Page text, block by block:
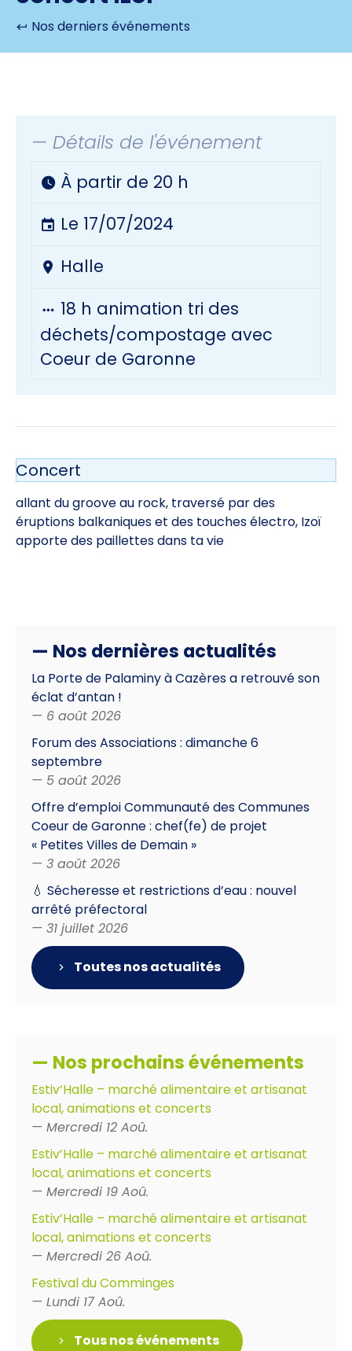
Nos derniers événements
— Détails de l'événement
À partir de 20 h
Le 17/07/2024
Halle
18 h animation tri des
déchets/compostage avec
Coeur de Garonne
Concert
allant du groove au rock, traversé par des
éruptions balkaniques et des touches électro, Izoï
apporte des paillettes dans ta vie
— Nos dernières actualités
La Porte de Palaminy à Cazères a retrouvé son
éclat d’antan !
— 6 août 2026
Forum des Associations : dimanche 6
septembre
— 5 août 2026
Offre d’emploi Communauté des Communes
Coeur de Garonne : chef(fe) de projet
« Petites Villes de Demain »
— 3 août 2026
💧 Sécheresse et restrictions d’eau : nouvel
arrêté préfectoral
— 31 juillet 2026
Toutes nos actualités
— Nos prochains événements
Estiv’Halle – marché alimentaire et artisanat
local, animations et concerts
— Mercredi 12 Aoû.
Estiv’Halle – marché alimentaire et artisanat
local, animations et concerts
— Mercredi 19 Aoû.
Estiv’Halle – marché alimentaire et artisanat
local, animations et concerts
— Mercredi 26 Aoû.
Festival du Comminges
— Lundi 17 Aoû.
Tous nos événements